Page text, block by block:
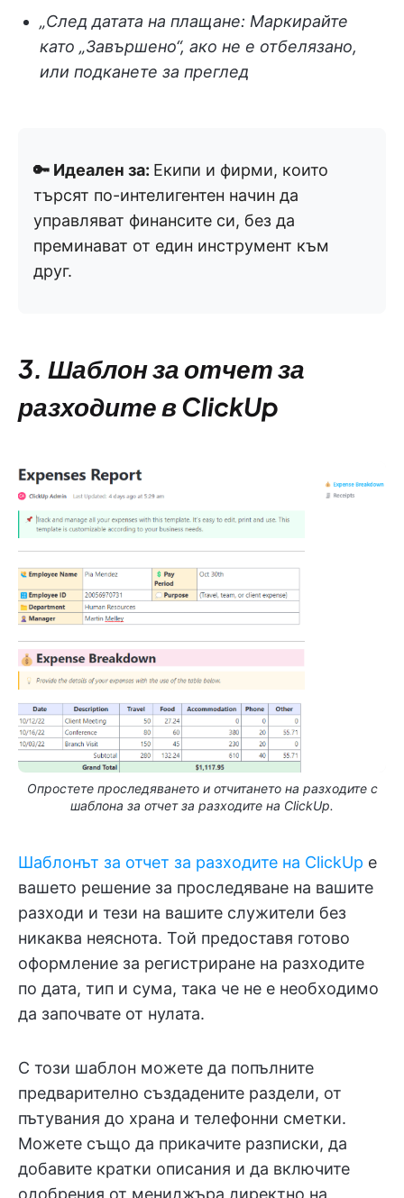
„След датата на плащане: Маркирайте
като „Завършено“, ако не е отбелязано,
или подканете за преглед
🔑 Идеален за: Екипи и фирми, които
търсят по-интелигентен начин да
управляват финансите си, без да
преминават от един инструмент към
друг.
3. Шаблон за отчет за
разходите в ClickUp
Опростете проследяването и отчитането на разходите с
шаблона за отчет за разходите на ClickUp.
Шаблонът за отчет за разходите на ClickUp е
вашето решение за проследяване на вашите
разходи и тези на вашите служители без
никаква неяснота. Той предоставя готово
оформление за регистриране на разходите
по дата, тип и сума, така че не е необходимо
да започвате от нулата.
С този шаблон можете да попълните
предварително създадените раздели, от
пътувания до храна и телефонни сметки.
Можете също да прикачите разписки, да
добавите кратки описания и да включите
одобрения от мениджъра директно на